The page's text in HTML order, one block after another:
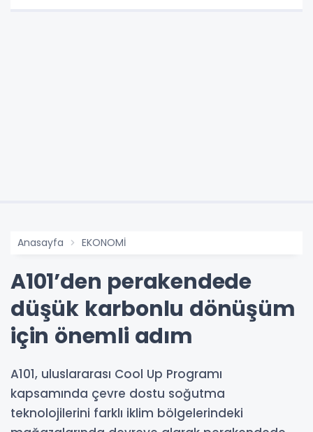
Anasayfa EKONOMİ
A101’den perakendede
düşük karbonlu dönüşüm
için önemli adım
A101, uluslararası Cool Up Programı
kapsamında çevre dostu soğutma
teknolojilerini farklı iklim bölgelerindeki